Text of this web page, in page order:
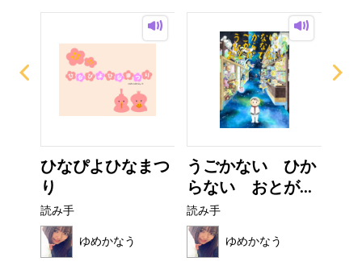
ひなぴよひなまつ
り
読み手
ゆめかなう
うごかない ひか
らない おとが...
読み手
ゆめかなう